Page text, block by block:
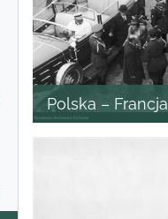
Polska – Francja